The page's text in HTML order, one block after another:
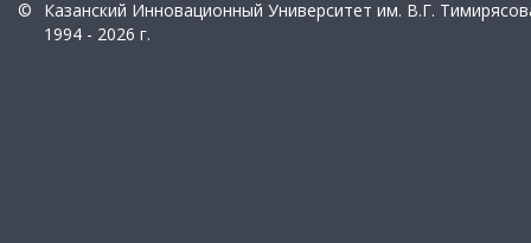
©
Казанский Инновационный Университет им. В.Г.
1994 - 2026 г.